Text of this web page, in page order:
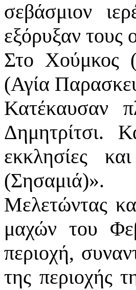
σεβάσμιον
εξόρυξαν τους
Στο Χούμκος
(Αγία
Κατέκαυσαν
Δημητρίτσι.
εκκλησίες
(Σησαμιά)».
Μελετώντας
μαχών του
περιοχή,
της περιοχής